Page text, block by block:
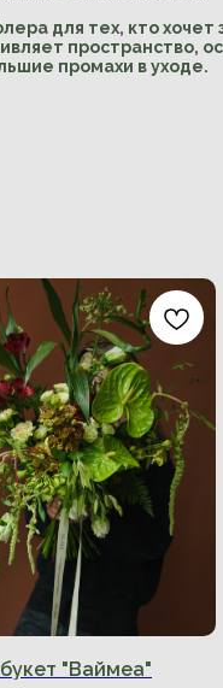
для тех, кто
пространство,
промахи в уходе.
"Ваймеа"